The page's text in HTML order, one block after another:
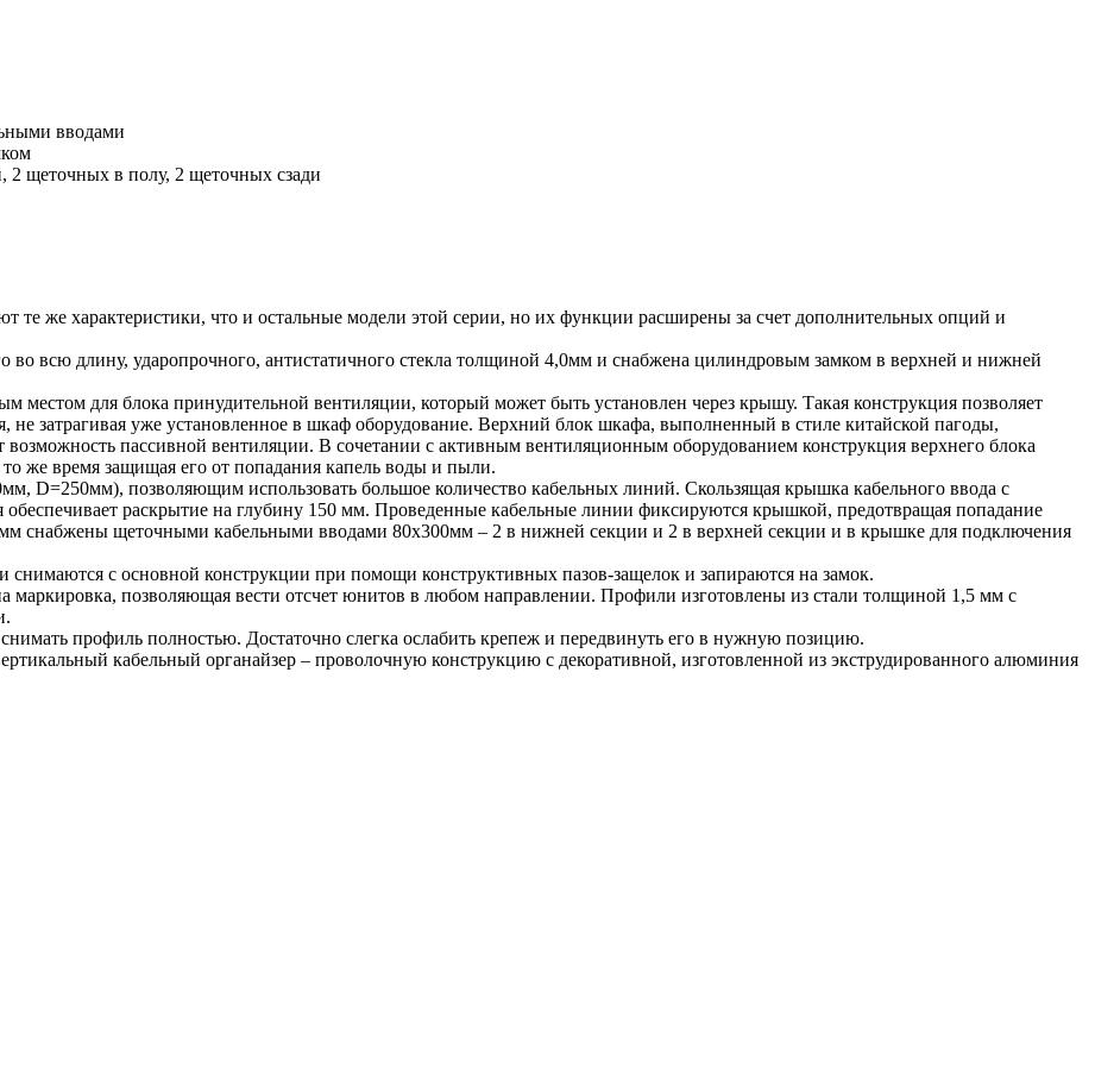
вводами
щеточных в полу, 2 щеточных сзади
же характеристики, что и остальные модели этой серии, но их функции расширены за счет дополнительных опций и
во всю длину, ударопрочного, антистатичного стекла толщиной 4,0мм и снабжена цилиндровым замком в верхней и нижней
для блока принудительной вентиляции, который может быть установлен через крышу. Такая конструкция позволяет
не затрагивая уже установленное в шкаф оборудование. Верхний блок шкафа, выполненный в стиле китайской пагоды,
пассивной вентиляции. В сочетании с активным вентиляционным оборудованием конструкция верхнего блока
же время защищая его от попадания капель воды и пыли.
D=250мм), позволяющим использовать большое количество кабельных линий. Скользящая крышка кабельного ввода с
раскрытие на глубину 150 мм. Проведенные кабельные линии фиксируются крышкой, предотвращая попадание
снабжены щеточными кабельными вводами 80х300мм – 2 в нижней секции и 2 в верхней секции и в крышке для подключения
с основной конструкции при помощи конструктивных пазов-защелок и запираются на замок.
позволяющая вести отсчет юнитов в любом направлении. Профили изготовлены из стали толщиной 1,5 мм с
снимать профиль полностью. Достаточно слегка ослабить крепеж и передвинуть его в нужную позицию.
кабельный органайзер – проволочную конструкцию с декоративной, изготовленной из экструдированного алюминия